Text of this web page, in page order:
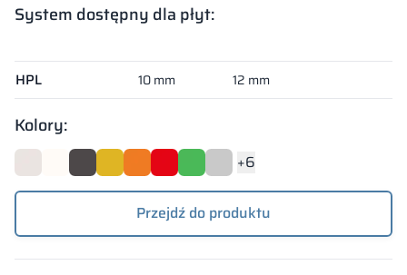
System dostępny dla płyt:
System dostępny dla płyt:
HPL 10 mm 12 mm
Kolory:
+6
Przejdź do produktu